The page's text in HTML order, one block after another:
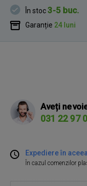
În stoc3-5 buc.
Garanție 24 luni
Aveți
031 22 97
Expediere în
În cazul comenzilor